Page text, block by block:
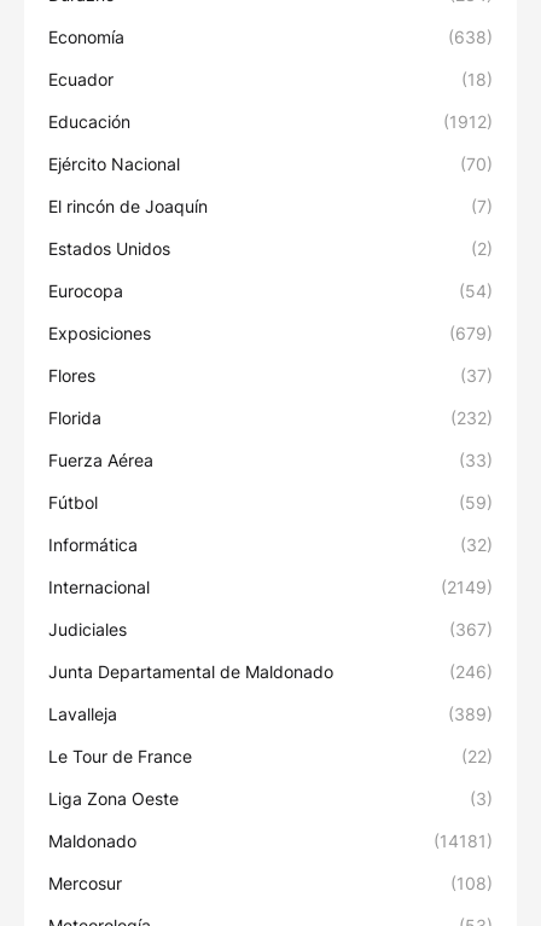
Economía (638)
Ecuador (18)
Educación (1912)
Ejército Nacional (70)
El rincón de Joaquín (7)
Estados Unidos (2)
Eurocopa (54)
Exposiciones (679)
Flores (37)
Florida (232)
Fuerza Aérea (33)
Fútbol (59)
Informática (32)
Internacional (2149)
Judiciales (367)
Junta Departamental de Maldonado (246)
Lavalleja (389)
Le Tour de France (22)
Liga Zona Oeste (3)
Maldonado (14181)
Mercosur (108)